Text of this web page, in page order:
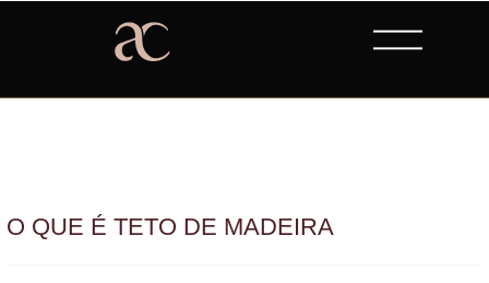
O QUE É TETO DE MADEIRA